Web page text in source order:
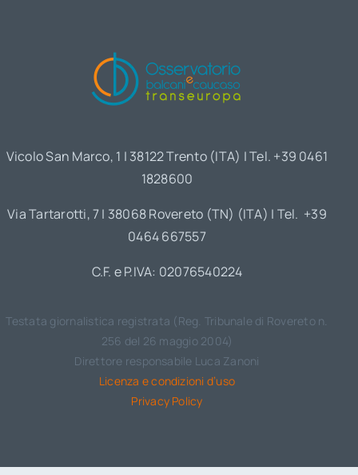
Vicolo San Marco, 1 | 38122 Trento (ITA) | Tel. +39 0461
1828600
Via Tartarotti, 7 | 38068 Rovereto (TN) (ITA) | Tel. +39
0464 667557
C.F. e P.IVA: 02076540224
Testata giornalistica registrata (Reg. Tribunale di Rovereto n.
256 del 26 maggio 2004)
Direttore responsabile Luca Zanoni
Licenza e condizioni d’uso
Privacy Policy